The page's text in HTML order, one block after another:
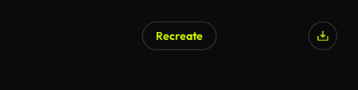
Recreate